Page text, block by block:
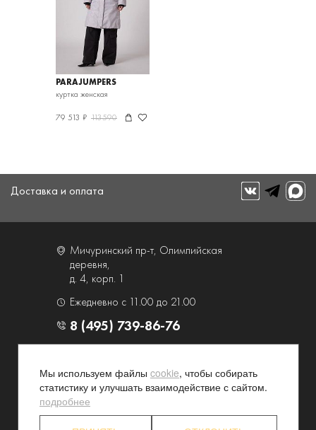
PARAJUMPERS
куртка женская
79 513 ₽ 113590
Доставка и оплата
Мичуринский пр-т, Олимпийская
деревня,
д. 4, корп. 1
Ежедневно с 11.00 до 21.00
8 (495) 739-86-76
Контакты и схема проезда
Наши преимущества
Программа лояльности
Партнерские программы
Конфиденциальность
Мы используем файлы cookie, чтобы собирать
статистику и улучшать взаимодействие с сайтом.
подробнее